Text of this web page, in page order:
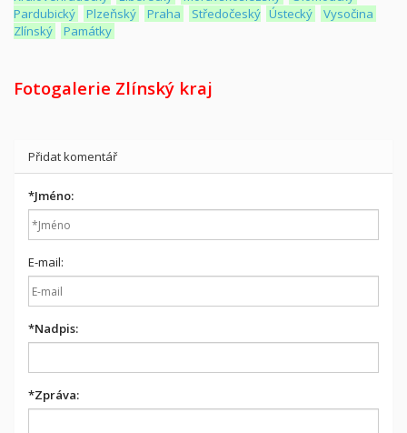
Pardubický
Plzeňský Praha Středočeský Ústecký
Vysočina
Zlínský
Památky
Fotogalerie Zlínský kraj
Přidat komentář
*Jméno:
E-mail:
*Nadpis:
*Zpráva: